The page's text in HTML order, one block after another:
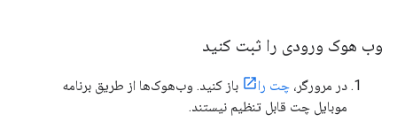
وب هوک ورودی را ثبت کنید
در مرورگر، چت را
باز کنید. وب‌هوک‌ها از طریق برنامه
موبایل چت قابل تنظیم نیستند.